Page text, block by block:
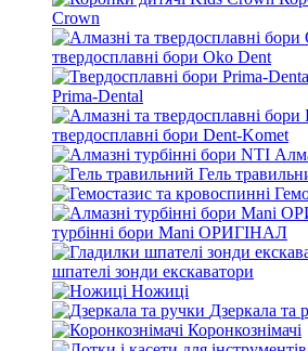
Crown
твердосплавні бори Oko Dent
Prima-Dental
твердосплавні бори Dent-Komet
Гель
турбінні бори Mani ОРИГІНАЛ
шпателі зонди екскаватори
Ножиці
Дзеркала та
Коронкознімачі